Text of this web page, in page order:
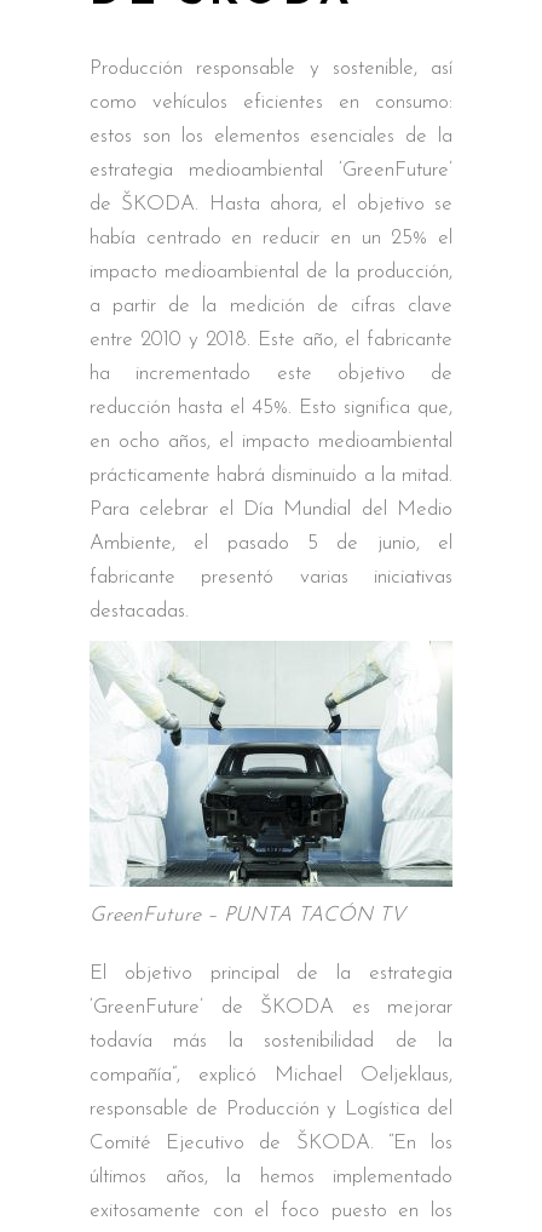
Producción responsable y sostenible, así
como vehículos eficientes en consumo:
estos son los elementos esenciales de la
estrategia medioambiental ‘GreenFuture’
de ŠKODA. Hasta ahora, el objetivo se
había centrado en reducir en un 25% el
impacto medioambiental de la producción,
a partir de la medición de cifras clave
entre 2010 y 2018. Este año, el fabricante
ha incrementado este objetivo de
reducción hasta el 45%. Esto significa que,
en ocho años, el impacto medioambiental
prácticamente habrá disminuido a la mitad.
Para celebrar el Día Mundial del Medio
Ambiente, el pasado 5 de junio, el
fabricante presentó varias iniciativas
destacadas.
GreenFuture – PUNTA TACÓN TV
El objetivo principal de la estrategia
‘GreenFuture’ de ŠKODA es mejorar
todavía más la sostenibilidad de la
compañía”, explicó Michael Oeljeklaus,
responsable de Producción y Logística del
Comité Ejecutivo de ŠKODA. “En los
últimos años, la hemos implementado
exitosamente con el foco puesto en los